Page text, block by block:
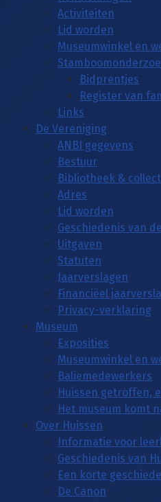
Activiteiten
Lid worden
Museumwinkel en
Bidprentjes
Register van
Links
De Vereniging
ANBI gegevens
Bestuur
Bibliotheek &
Adres
Lid worden
Geschiedenis van
Uitgaven
Statuten
Jaarverslagen
Financiëel
Privacy-verklaring
Museum
Exposities
Museumwinkel en
Baliemedewerkers
Huissen getroffen,
Het museum komt
Over Huissen
Informatie voor
Geschiedenis van
Een korte
De Canon